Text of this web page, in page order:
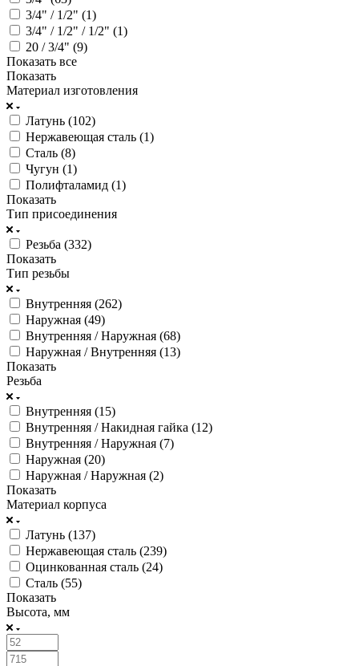
3/4" / 1/2" (1)
3/4" / 1/2" / 1/2" (1)
20 / 3/4" (9)
Показать все
Показать
Материал изготовления
Латунь (102)
Нержавеющая сталь (1)
Сталь (8)
Чугун (1)
Полифталамид (1)
Показать
Тип присоединения
Резьба (332)
Показать
Тип резьбы
Внутренняя (262)
Наружная (49)
Внутренняя / Наружная (68)
Наружная / Внутренняя (13)
Показать
Резьба
Внутренняя (15)
Внутренняя / Накидная гайка (12)
Внутренняя / Наружная (7)
Наружная (20)
Наружная / Наружная (2)
Показать
Материал корпуса
Латунь (137)
Нержавеющая сталь (239)
Оцинкованная сталь (24)
Сталь (55)
Показать
Высота, мм